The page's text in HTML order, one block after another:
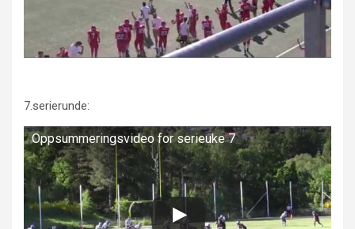
7.serierunde:
Oppsummeringsvideo for serieuke 7